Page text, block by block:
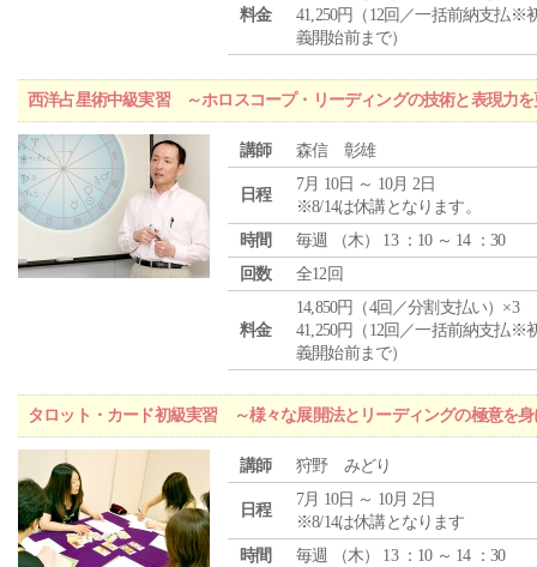
料金
41,250円（12回／一括前納支払※
義開始前まで）
西洋占星術中級実習 ～ホロスコープ・リーディングの技術と表現力
講師 森信 彰雄
日程
7月 10日 ～ 10月 2日
※8/14は休講となります。
時間
毎週 （木） 13 ：10 ～ 14 ：30
回数
全12回
料金
14,850円（4回／分割支払い）×3
41,250円（12回／一括前納支払※
義開始前まで）
タロット・カード初級実習 ～様々な展開法とリーディングの極意を身
講師 狩野 みどり
日程
7月 10日 ～ 10月 2日
※8/14は休講となります
時間
毎週 （木） 13 ：10 ～ 14 ：30